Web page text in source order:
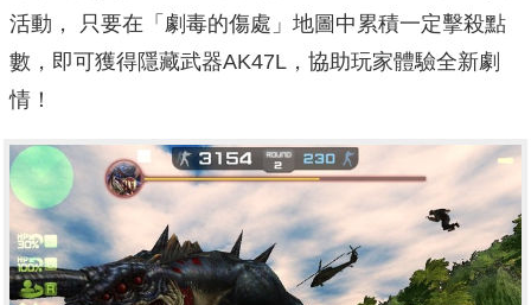
活動， 只要在「劇毒的傷處」地圖中累積一定擊殺點
數，即可獲得隱藏武器AK47L，協助玩家體驗全新劇
情！